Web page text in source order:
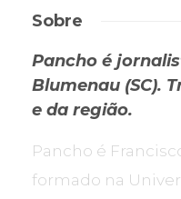
Sobre
Pancho é
Blumenau (SC).
e da região.
Pancho é
formado na